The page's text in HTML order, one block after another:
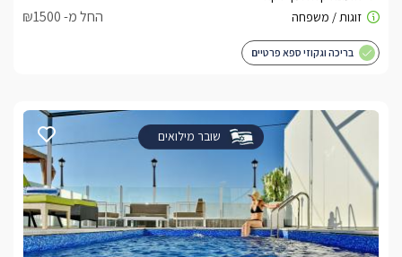
החל מ- ₪1500
בריכה וגקוזי ספא פרטיים
שובר מילואים